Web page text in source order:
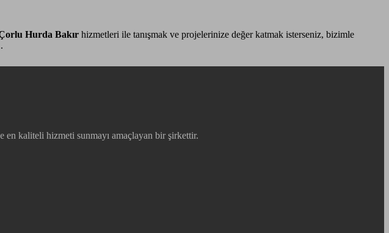
Hurda Bakır hizmetleri ile tanışmak ve projelerinize değer katmak isterseniz, bizimle
kaliteli hizmeti sunmayı amaçlayan bir şirkettir.